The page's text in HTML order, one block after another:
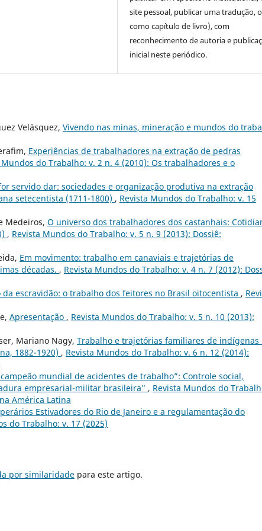
site pessoal, publicar uma tradução,
como capítulo de livro), com
reconhecimento de autoria e
inicial neste periódico.
Velásquez, Vivendo nas minas, mineração e mundos do
Experiências de trabalhadores na extração de pedras
Mundos do Trabalho: v. 2 n. 4 (2010): Os trabalhadores e o
servido dar: sociedades e organização produtiva na extração
setecentista (1711-1800) , Revista Mundos do Trabalho: v. 15
Medeiros, O universo dos trabalhadores dos castanhais:
, Revista Mundos do Trabalho: v. 5 n. 9 (2013): Dossiê:
Em movimento: trabalho em canaviais e trajetórias de
décadas. , Revista Mundos do Trabalho: v. 4 n. 7 (2012):
da escravidão: o trabalho dos feitores no Brasil oitocentista ,
Apresentação , Revista Mundos do Trabalho: v. 5 n. 10 (2013):
Mariano Nagy, Trabalho e trajetórias familiares de indígenas
1882-1920) , Revista Mundos do Trabalho: v. 6 n. 12 (2014):
mundial de acidentes de trabalho”: Controle social,
empresarial-militar brasileira" , Revista Mundos do
América Latina
Estivadores do Rio de Janeiro e a regulamentação do
do Trabalho: v. 17 (2025)
por similaridade para este artigo.